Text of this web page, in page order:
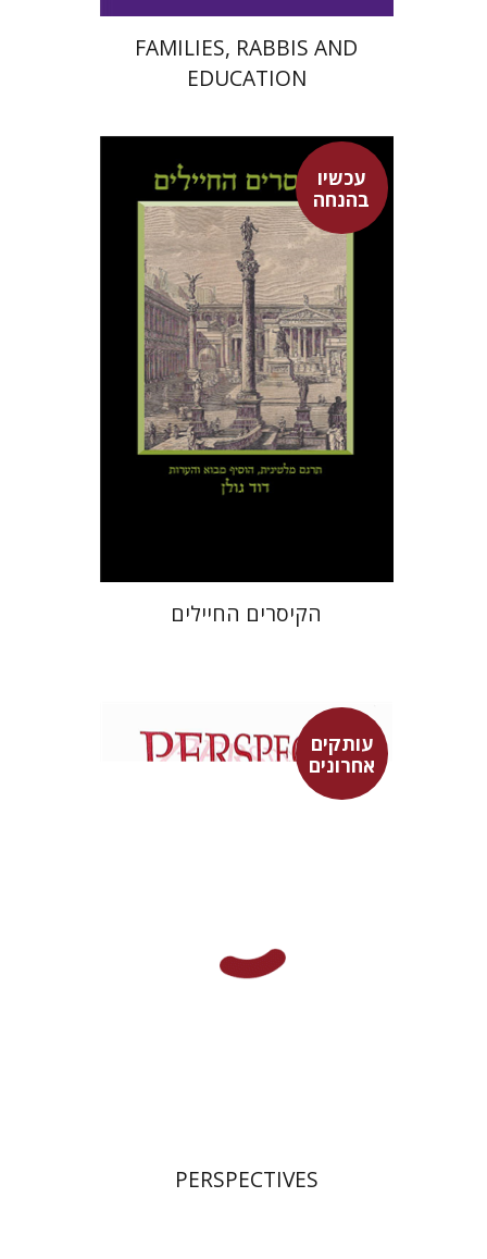
FAMILIES, RABBIS AND
EDUCATION
עכשיו
בהנחה
דוד גולן
עכשיו בהנחה
הקיסרים החיילים
עותקים
אחרונים
פרננד ברטפלד
PERSPECTIVES